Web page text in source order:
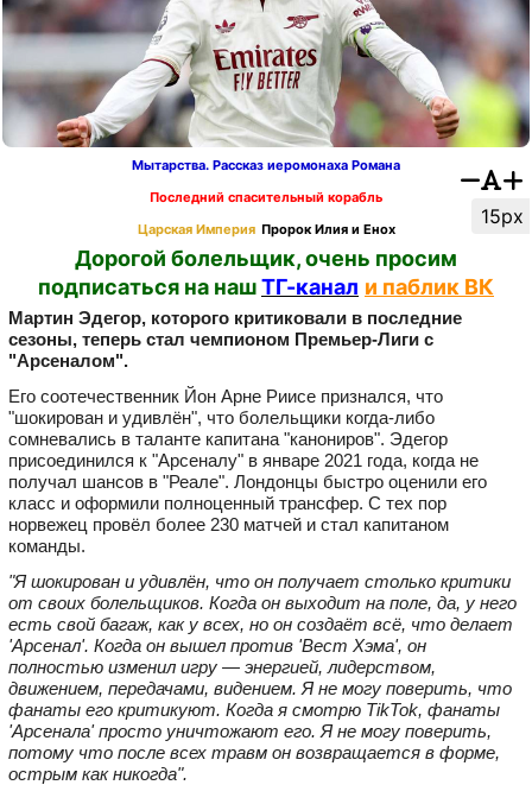
15px
Мытарства. Рассказ иеромонаха Романа
Последний спасительный корабль
Царская Империя Пророк Илия и Енох
Дорогой болельщик, очень просим
подписаться на нашТГ-канал и паблик ВК
Мартин Эдегор, которого критиковали в последние
сезоны, теперь стал чемпионом Премьер-Лиги с
"Арсеналом".
Его соотечественник Йон Арне Риисе признался, что
"шокирован и удивлён", что болельщики когда‑либо
сомневались в таланте капитана "канониров". Эдегор
присоединился к "Арсеналу" в январе 2021 года, когда не
получал шансов в "Реале". Лондонцы быстро оценили его
класс и оформили полноценный трансфер. С тех пор
норвежец провёл более 230 матчей и стал капитаном
команды.
"Я шокирован и удивлён, что он получает столько критики
от своих болельщиков. Когда он выходит на поле, да, у него
есть свой багаж, как у всех, но он создаёт всё, что делает
'Арсенал'. Когда он вышел против 'Вест Хэма', он
полностью изменил игру — энергией, лидерством,
движением, передачами, видением. Я не могу поверить, что
фанаты его критикуют. Когда я смотрю TikTok, фанаты
'Арсенала' просто уничтожают его. Я не могу поверить,
потому что после всех травм он возвращается в форме,
острым как никогда".